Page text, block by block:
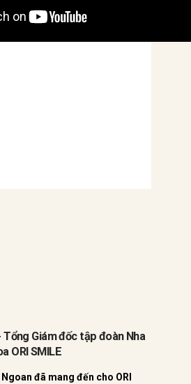
Tổng Giám đốc tập đoàn Nha
ORI SMILE
đã mang đến cho ORI